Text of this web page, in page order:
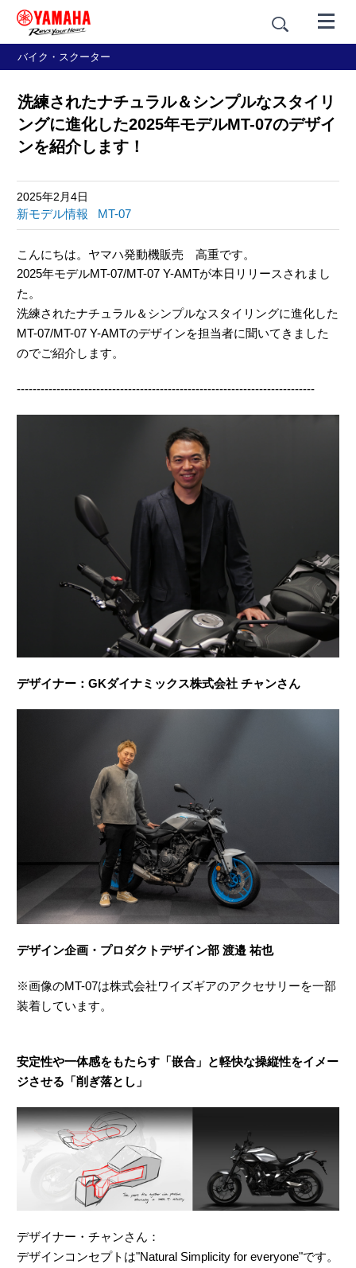
バイク・スクーター
洗練されたナチュラル＆シンプルなスタイリ
ングに進化した2025年モデルMT-07のデザイ
ンを紹介します！
2025年2月4日
新モデル情報 MT-07
こんにちは。ヤマハ発動機販売 高重です。
2025年モデルMT-07/MT-07 Y-AMTが本日リリースされまし
た。
洗練されたナチュラル＆シンプルなスタイリングに進化した
MT-07/MT-07 Y-AMTのデザインを担当者に聞いてきました
のでご紹介します。
---------------------------------------------------------------------------
デザイナー：GKダイナミックス株式会社 チャンさん
デザイン企画・プロダクトデザイン部 渡邉 祐也
※画像のMT-07は株式会社ワイズギアのアクセサリーを一部
装着しています。
安定性や一体感をもたらす「嵌合」と軽快な操縦性をイメー
ジさせる「削ぎ落とし」
デザイナー・チャンさん：
デザインコンセプトは"Natural Simplicity for everyone"です。